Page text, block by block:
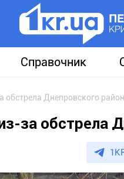
Справочник
обстрела Днепровского
за обстрела